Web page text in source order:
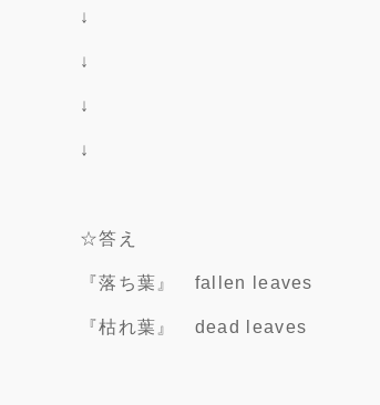
↓
↓
↓
↓
☆答え
『落ち葉』 fallen leaves
『枯れ葉』 dead leaves